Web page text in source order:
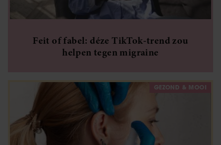
Feit of fabel: déze TikTok-trend zou
helpen tegen migraine
GEZOND & MOOI